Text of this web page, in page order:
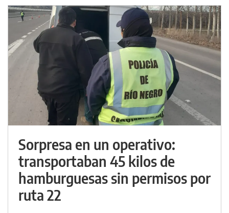
Sorpresa en un operativo:
transportaban 45 kilos de
hamburguesas sin permisos por
ruta 22